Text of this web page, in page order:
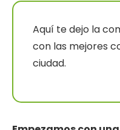
Aquí te dejo la
con las mejores
ciudad.